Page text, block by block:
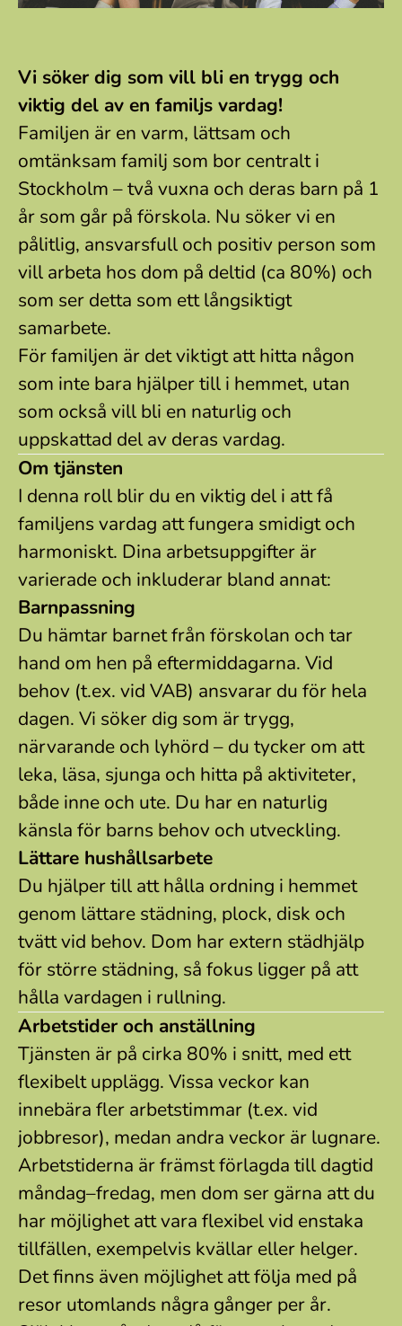
Vi söker dig som vill bli en trygg och
viktig del av en familjs vardag!
Familjen är en varm, lättsam och
omtänksam familj som bor centralt i
Stockholm – två vuxna och deras barn på 1
år som går på förskola. Nu söker vi en
pålitlig, ansvarsfull och positiv person som
vill arbeta hos dom på deltid (ca 80%) och
som ser detta som ett långsiktigt
samarbete.
För familjen är det viktigt att hitta någon
som inte bara hjälper till i hemmet, utan
som också vill bli en naturlig och
uppskattad del av deras vardag.
Om tjänsten
I denna roll blir du en viktig del i att få
familjens vardag att fungera smidigt och
harmoniskt. Dina arbetsuppgifter är
varierade och inkluderar bland annat:
Barnpassning
Du hämtar barnet från förskolan och tar
hand om hen på eftermiddagarna. Vid
behov (t.ex. vid VAB) ansvarar du för hela
dagen. Vi söker dig som är trygg,
närvarande och lyhörd – du tycker om att
leka, läsa, sjunga och hitta på aktiviteter,
både inne och ute. Du har en naturlig
känsla för barns behov och utveckling.
Lättare hushållsarbete
Du hjälper till att hålla ordning i hemmet
genom lättare städning, plock, disk och
tvätt vid behov. Dom har extern städhjälp
för större städning, så fokus ligger på att
hålla vardagen i rullning.
Arbetstider och anställning
Tjänsten är på cirka 80% i snitt, med ett
flexibelt upplägg. Vissa veckor kan
innebära fler arbetstimmar (t.ex. vid
jobbresor), medan andra veckor är lugnare.
Arbetstiderna är främst förlagda till dagtid
måndag–fredag, men dom ser gärna att du
har möjlighet att vara flexibel vid enstaka
tillfällen, exempelvis kvällar eller helger.
Det finns även möjlighet att följa med på
resor utomlands några gånger per år.